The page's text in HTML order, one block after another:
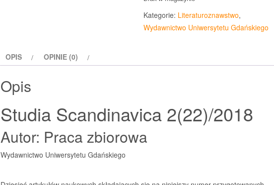
Kategorie: Literaturoznawstwo,
Wydawnictwo Uniwersytetu Gdańskiego
OPIS OPINIE (0)
Opis
Studia Scandinavica 2(22)/2018
Autor: Praca zbiorowa
Wydawnictwo Uniwersytetu Gdańskiego